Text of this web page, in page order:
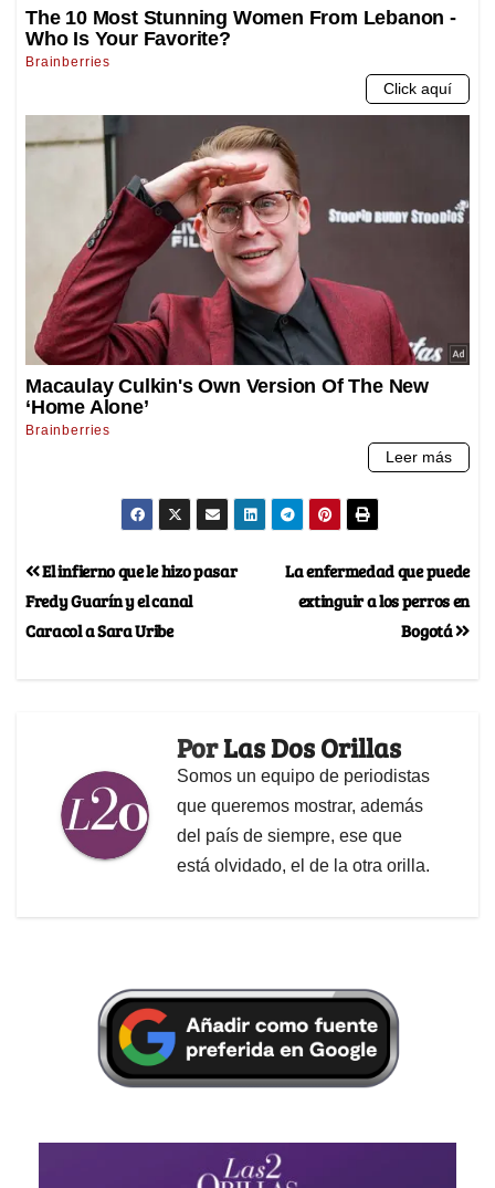
La enfermedad que puede
extinguir a los perros en
Bogotá
El infierno que le hizo pasar
Fredy Guarín y el canal
Caracol a Sara Uribe
PorLas Dos Orillas
Somos un equipo de periodistas
que queremos mostrar, además
del país de siempre, ese que
está olvidado, el de la otra orilla.